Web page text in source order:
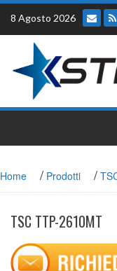
Skip
content
8 Agosto 2026
Home / Prodotti /
TSC TTP-2610MT